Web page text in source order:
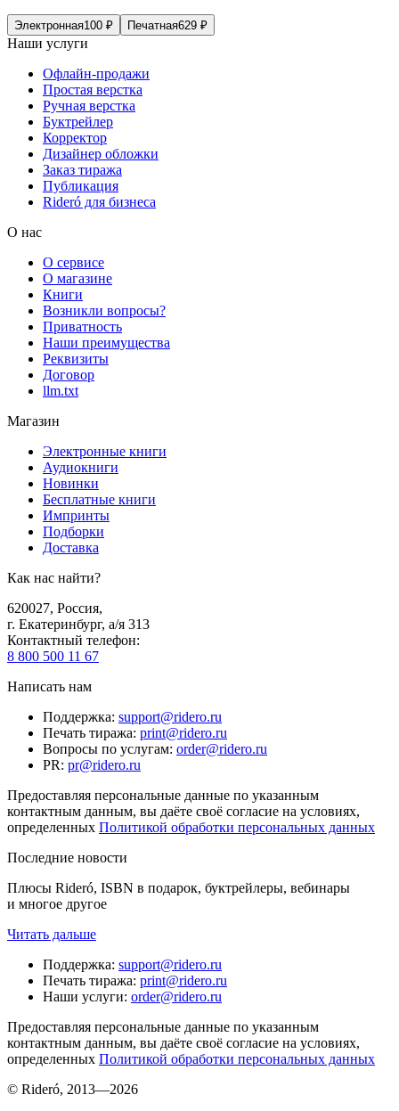
Электронная100 ₽ Печатная629 ₽
Наши услуги
Офлайн-продажи
Простая верстка
Ручная верстка
Буктрейлер
Корректор
Дизайнер обложки
Заказ тиража
Публикация
Rideró для бизнеса
О нас
О сервисе
О магазине
Книги
Возникли вопросы?
Приватность
Наши преимущества
Реквизиты
Договор
llm.txt
Магазин
Электронные книги
Аудиокниги
Новинки
Бесплатные книги
Импринты
Подборки
Доставка
Как нас найти?
620027, Россия,
г. Екатеринбург, а/я 313
Контактный телефон:
8 800 500 11 67
Написать нам
Поддержка: support@ridero.ru
Печать тиража: print@ridero.ru
Вопросы по услугам: order@ridero.ru
PR: pr@ridero.ru
Предоставляя персональные данные по указанным
контактным данным, вы даёте своё согласие на условиях,
определенных Политикой обработки персональных данных
Последние новости
Плюсы Rideró, ISBN в подарок, буктрейлеры, вебинары
и многое другое
Читать дальше
Поддержка: support@ridero.ru
Печать тиража: print@ridero.ru
Наши услуги: order@ridero.ru
Предоставляя персональные данные по указанным
контактным данным, вы даёте своё согласие на условиях,
определенных Политикой обработки персональных данных
© Rideró, 2013—2026